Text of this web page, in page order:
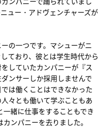
ュー・アドヴェンチャーズが
の一つです。マシューがニ
ており、彼とは学生時代から
していたカンパニーが『ス
ンサーしか採用しませんで
は働くことはできなかった
々とも働いて学ぶこともあ
緒に仕事をすることもでき
ンパニーを去りました。